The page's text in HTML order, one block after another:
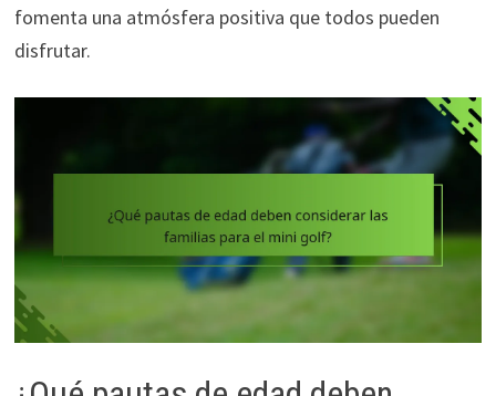
fomenta una atmósfera positiva que todos pueden
disfrutar.